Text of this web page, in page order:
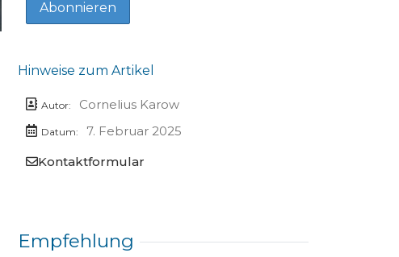
Hinweise zum Artikel
Autor: Cornelius Karow
Datum:
7. Februar 2025
Kontaktformular
Empfehlung